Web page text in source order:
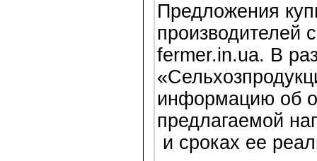
Предложения
производителей
fermer.in.ua. В
информацию об
предлагаемой
и сроках ее